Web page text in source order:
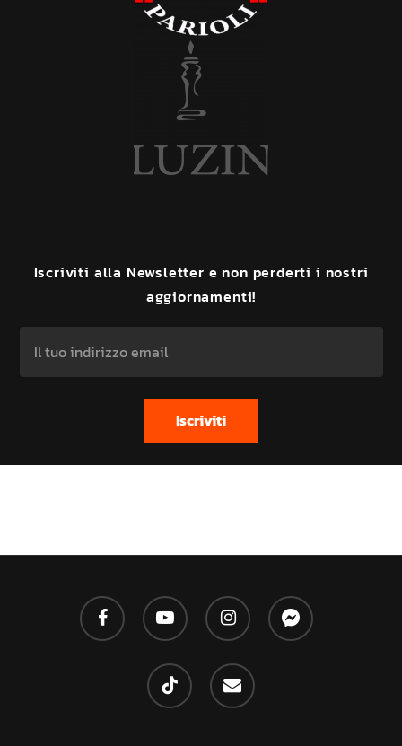
Iscriviti alla Newsletter e non perderti i nostri
aggiornamenti!
facebook youtube instagram messenger
tiktok email